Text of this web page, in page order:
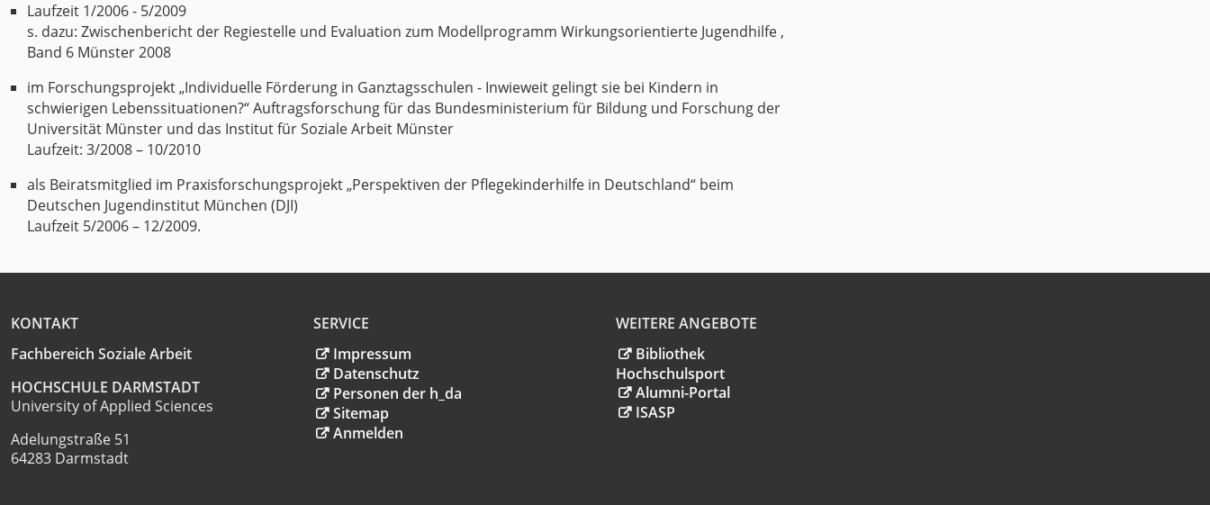
Laufzeit 1/2006 - 5/2009
s. dazu: Zwischenbericht der Regiestelle und Evaluation zum Modellprogramm Wirkungsorientierte Jugendhilfe ,
Band 6 Münster 2008
im Forschungsprojekt „Individuelle Förderung in Ganztagsschulen - Inwieweit gelingt sie bei Kindern in
schwierigen Lebenssituationen?“ Auftragsforschung für das Bundesministerium für Bildung und Forschung der
Universität Münster und das Institut für Soziale Arbeit Münster
Laufzeit: 3/2008 – 10/2010
als Beiratsmitglied im Praxisforschungsprojekt „Perspektiven der Pflegekinderhilfe in Deutschland“ beim
Deutschen Jugendinstitut München (DJI)
Laufzeit 5/2006 – 12/2009.
KONTAKT
Fachbereich Soziale Arbeit
HOCHSCHULE DARMSTADT
University of Applied Sciences
Adelungstraße 51
64283 Darmstadt
SERVICE
Impressum
Datenschutz
Personen der h_da
Sitemap
Anmelden
WEITERE ANGEBOTE
Bibliothek
Hochschulsport
Alumni-Portal
ISASP